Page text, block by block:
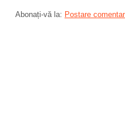
Abonați-vă la: Postare